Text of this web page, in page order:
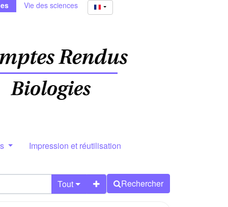
Vie des sciences
Impression et réutilisation
Tout Rechercher